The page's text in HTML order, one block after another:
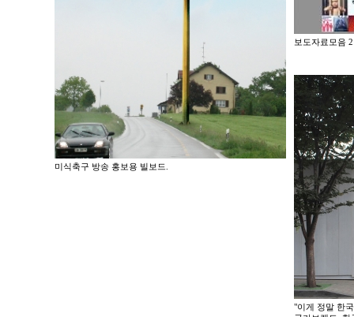
미식축구 방송 홍보용 빌보드.
보도자료모음
"이게 정말 한